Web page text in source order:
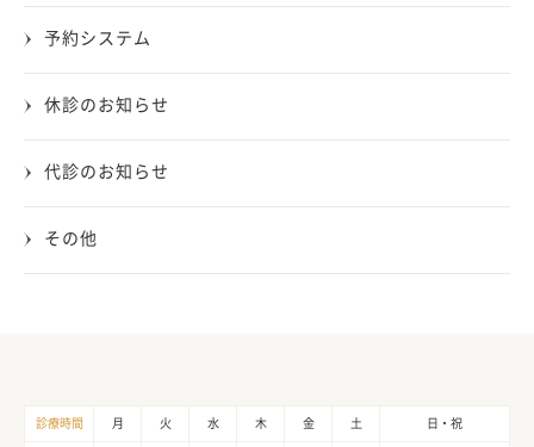
予約システム
休診のお知らせ
代診のお知らせ
その他
診療時間 月 火 水 木 金 土 日・祝